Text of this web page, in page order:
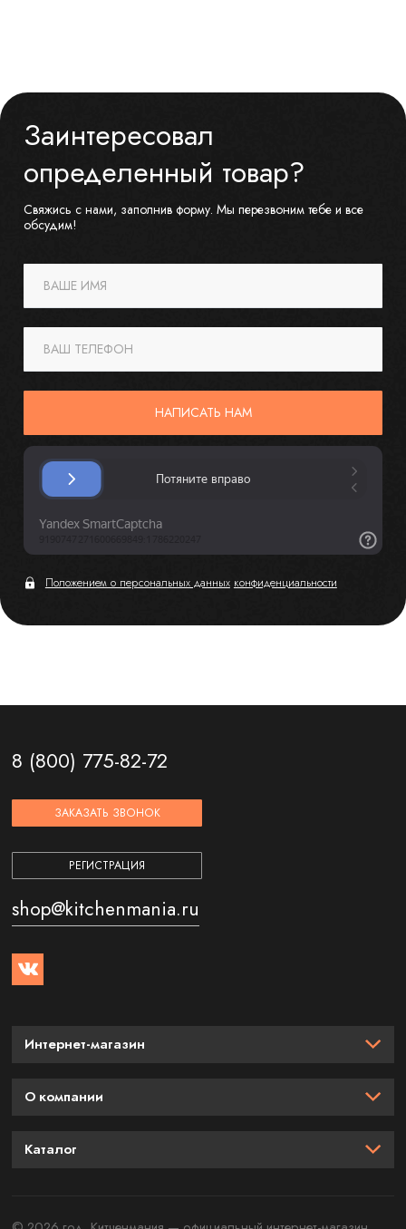
Заинтересовал
определенный товар?
Свяжись с нами, заполнив форму. Мы перезвоним тебе и все
обсудим!
ВАШЕ ИМЯ
ВАШ ТЕЛЕФОН
НАПИСАТЬ НАМ
Положением о персональных данных конфиденциальности
8 (800) 775-82-72
ЗАКАЗАТЬ ЗВОНОК
РЕГИСТРАЦИЯ
shop@kitchenmania.ru
Интернет-магазин
О компании
Каталог